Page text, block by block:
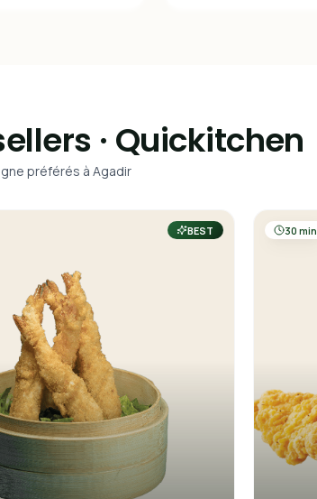
· Quickitchen
préférés à Agadir
BEST 30 min